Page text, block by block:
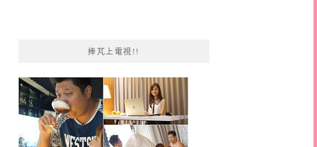
捧芃上電視!!